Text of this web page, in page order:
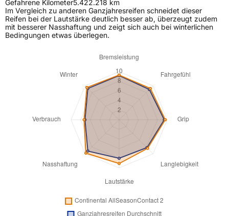
Gefahrene Kilometer5.422.218 km
Im Vergleich zu anderen Ganzjahresreifen schneidet dieser
Reifen bei der Lautstärke deutlich besser ab, überzeugt zudem
mit besserer Nasshaftung und zeigt sich auch bei winterlichen
Bedingungen etwas überlegen.